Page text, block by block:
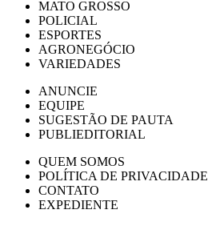
MATO GROSSO
POLICIAL
ESPORTES
AGRONEGÓCIO
VARIEDADES
ANUNCIE
EQUIPE
SUGESTÃO DE PAUTA
PUBLIEDITORIAL
QUEM SOMOS
POLÍTICA DE PRIVACIDADE
CONTATO
EXPEDIENTE